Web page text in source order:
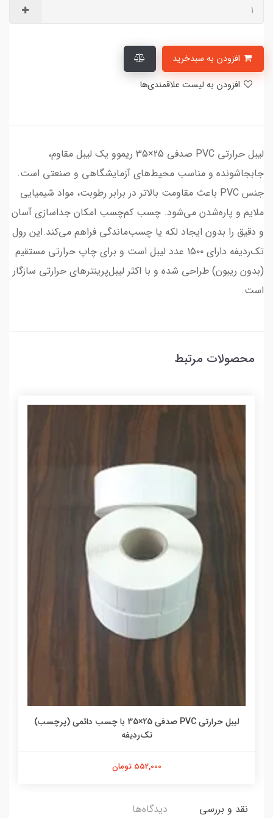
​لیبل حرارتی PVC صدفی 25×35 ریموو یک لیبل مقاوم،
جابجاشونده و مناسب محیط‌های آزمایشگاهی و صنعتی است.
جنس PVC باعث مقاومت بالاتر در برابر رطوبت، مواد شیمیایی
ملایم و پاره‌شدن می‌شود. چسب کم‌چسب امکان جداسازی آسان
و دقیق را بدون ایجاد لکه یا چسب‌ماندگی فراهم می‌کند.این رول
تک‌ردیفه دارای ۱۵۰۰ عدد لیبل است و برای چاپ حرارتی مستقیم
(بدون ریبون) طراحی شده و با اکثر لیبل‌پرینترهای حرارتی سازگار
است.​
محصولات مرتبط
لیبل حرارتی PVC صدفی 25×35 با چسب دائمی (پرچسب)
تک‌ردیفه
552,000 تومان
نقد و بررسی دیدگاه‌ها